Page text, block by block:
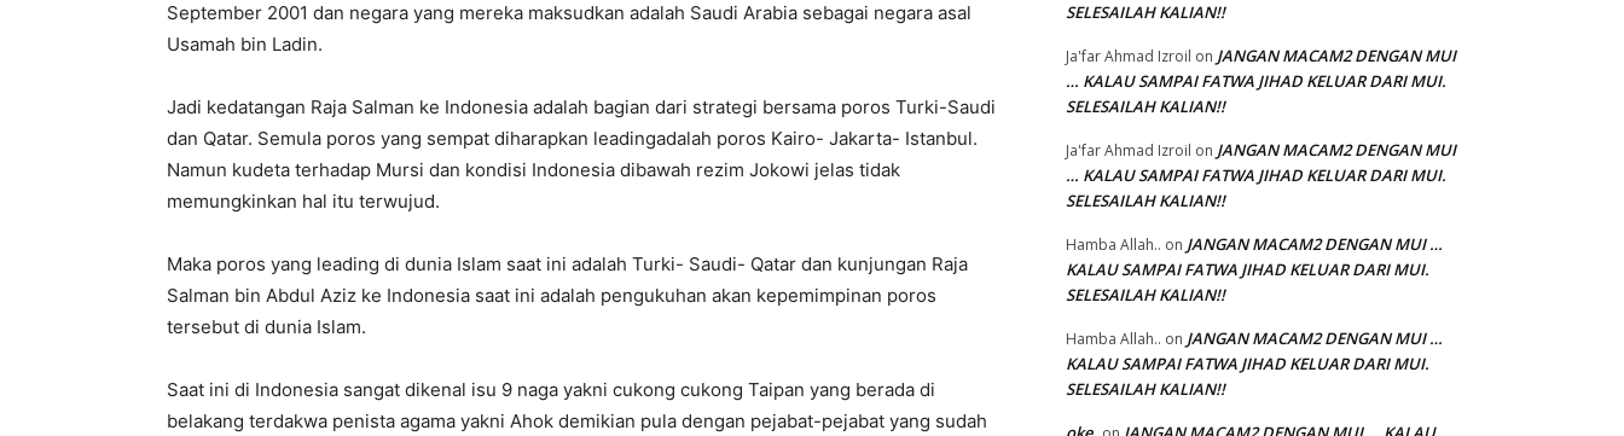
September 2001 dan negara yang mereka maksudkan adalah Saudi Arabia sebagai negara asal
Usamah bin Ladin.
Jadi kedatangan Raja Salman ke Indonesia adalah bagian dari strategi bersama poros Turki-Saudi
dan Qatar. Semula poros yang sempat diharapkan leadingadalah poros Kairo- Jakarta- Istanbul.
Namun kudeta terhadap Mursi dan kondisi Indonesia dibawah rezim Jokowi jelas tidak
memungkinkan hal itu terwujud.
Maka poros yang leading di dunia Islam saat ini adalah Turki- Saudi- Qatar dan kunjungan Raja
Salman bin Abdul Aziz ke Indonesia saat ini adalah pengukuhan akan kepemimpinan poros
tersebut di dunia Islam.
Saat ini di Indonesia sangat dikenal isu 9 naga yakni cukong cukong Taipan yang berada di
belakang terdakwa penista agama yakni Ahok demikian pula dengan pejabat-pejabat yang sudah
SELESAILAH KALIAN!!
Ja'far Ahmad Izroil on JANGAN MACAM2 DENGAN MUI
… KALAU SAMPAI FATWA JIHAD KELUAR DARI MUI.
SELESAILAH KALIAN!!
Ja'far Ahmad Izroil on JANGAN MACAM2 DENGAN MUI
… KALAU SAMPAI FATWA JIHAD KELUAR DARI MUI.
SELESAILAH KALIAN!!
Hamba Allah.. on JANGAN MACAM2 DENGAN MUI …
KALAU SAMPAI FATWA JIHAD KELUAR DARI MUI.
SELESAILAH KALIAN!!
Hamba Allah.. on JANGAN MACAM2 DENGAN MUI …
KALAU SAMPAI FATWA JIHAD KELUAR DARI MUI.
SELESAILAH KALIAN!!